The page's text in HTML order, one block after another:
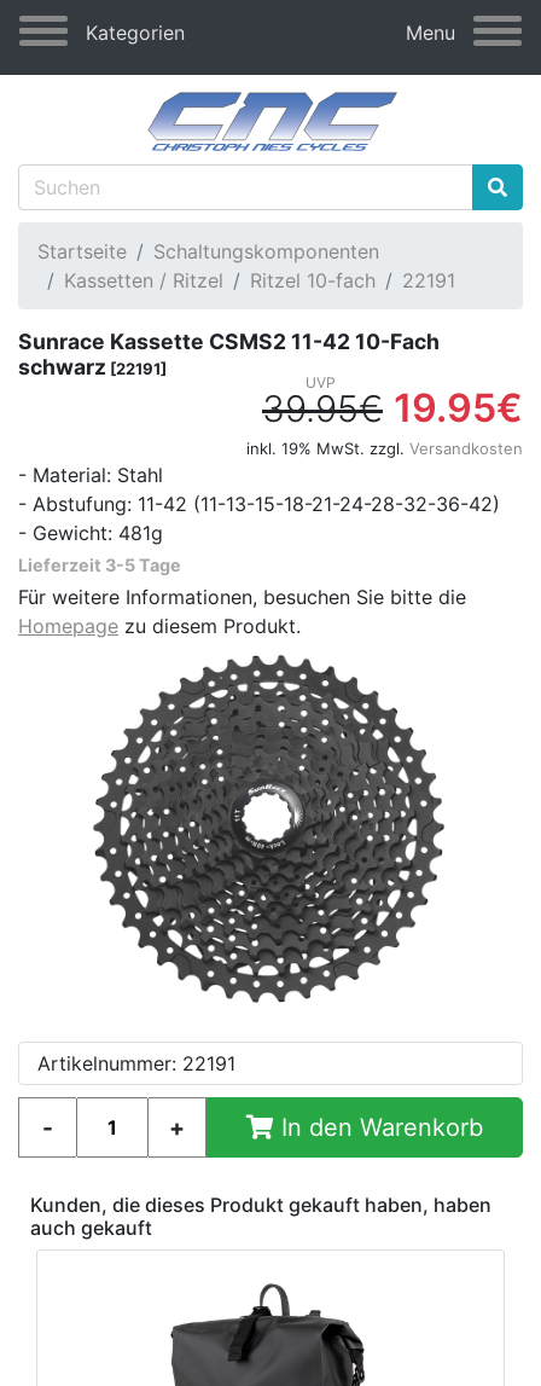
Kategorien Menu
Startseite
Schaltungskomponenten
Kassetten / Ritzel
Ritzel 10-fach 22191
Sunrace Kassette CSMS2 11-42 10-Fach
schwarz [22191]
39.95€ 19.95€
inkl. 19% MwSt. zzgl. Versandkosten
- Material: Stahl
- Abstufung: 11-42 (11-13-15-18-21-24-28-32-36-42)
- Gewicht: 481g
Lieferzeit 3-5 Tage
Für weitere Informationen, besuchen Sie bitte die
Homepage zu diesem Produkt.
Artikelnummer: 22191
In den Warenkorb
Kunden, die dieses Produkt gekauft haben, haben
auch gekauft